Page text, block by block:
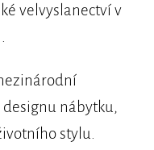
velvyslanectví v
nábytku,
stylu.